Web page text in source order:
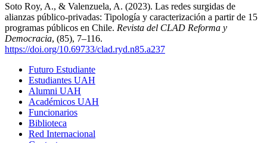
Soto Roy, A., & Valenzuela, A. (2023). Las redes surgidas de
alianzas público-privadas: Tipología y caracterización a partir de 15
programas públicos en Chile. Revista del CLAD Reforma y
Democracia, (85), 7–116.
https://doi.org/10.69733/clad.ryd.n85.a237
Futuro Estudiante
Estudiantes UAH
Alumni UAH
Académicos UAH
Funcionarios
Biblioteca
Red Internacional